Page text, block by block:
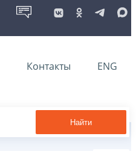
Контакты ENG
Найти